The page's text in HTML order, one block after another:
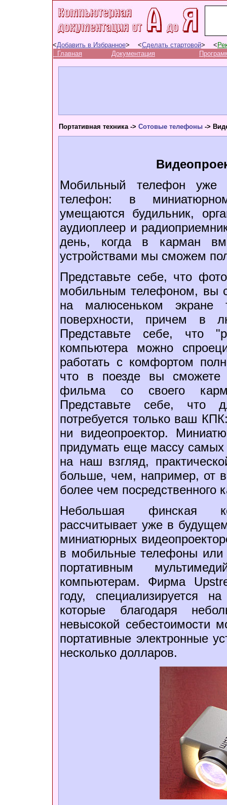
<Добавить в Избранное> <Сделать стартовой> <
Главная
Документация
Портативная техника -> Сотовые телефоны ->
Мобильный телефон
телефон: в
умещаются будильник,
аудиоплеер и
день, когда в карман
устройствами мы сможем
Представьте себе, что
мобильным телефоном, вы
на малюсеньком
поверхности, причем
Представьте себе, что
компьютера можно
работать с комфортом
что в поезде вы сможете
фильма со своего
Представьте себе, что
потребуется только ваш
ни видеопроектор.
придумать еще массу самых
на наш взгляд,
больше, чем, например, от
более чем посредственного
Небольшая финская
рассчитывает уже в
миниатюрных
в мобильные телефоны или
портативным
компьютерам. Фирма
году, специализируется
которые благодаря
невысокой себестоимости
портативные электронные
несколько долларов.